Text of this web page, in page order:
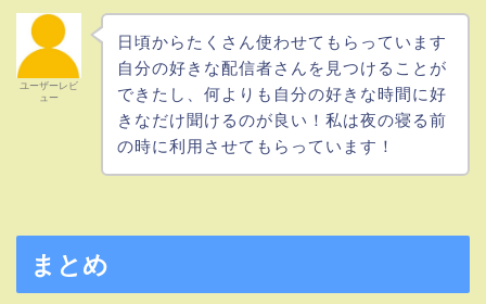
ユーザーレビ
ュー
日頃からたくさん使わせてもらっています
自分の好きな配信者さんを見つけることが
できたし、何よりも自分の好きな時間に好
きなだけ聞けるのが良い！私は夜の寝る前
の時に利用させてもらっています！
まとめ